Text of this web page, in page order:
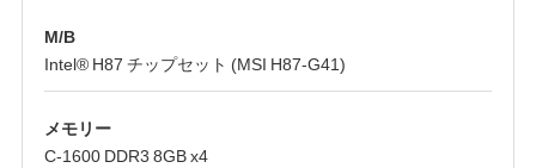
M/B
Intel® H87 チップセット (MSI H87-G41)
メモリー
C-1600 DDR3 8GB x4